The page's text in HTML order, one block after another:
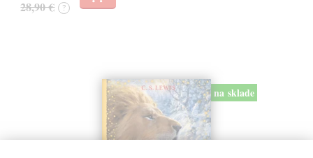
28,90 € ?
na sklade